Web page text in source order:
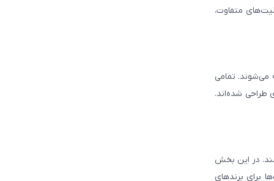
متفاوت،
می‌شوند. تمامی
طراحی شده‌اند.
در این بخش
برای برندهای